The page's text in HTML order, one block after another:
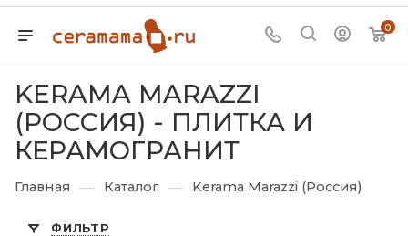
0
KERAMA MARAZZI
(РОССИЯ) - ПЛИТКА И
КЕРАМОГРАНИТ
Главная — Каталог — Kerama Marazzi (Россия)
ФИЛЬТР